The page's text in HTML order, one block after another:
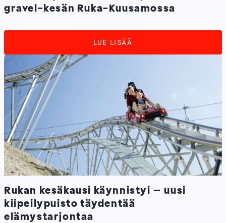
gravel-kesän Ruka-Kuusamossa
LUE LISÄÄ
Rukan kesäkausi käynnistyi – uusi
kiipeilypuisto täydentää
elämystarjontaa